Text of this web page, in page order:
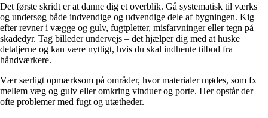
Det første skridt er at danne dig et overblik. Gå systematisk til værks
og undersøg både indvendige og udvendige dele af bygningen. Kig
efter revner i vægge og gulv, fugtpletter, misfarvninger eller tegn på
skadedyr. Tag billeder undervejs – det hjælper dig med at huske
detaljerne og kan være nyttigt, hvis du skal indhente tilbud fra
håndværkere.
Vær særligt opmærksom på områder, hvor materialer mødes, som fx
mellem væg og gulv eller omkring vinduer og porte. Her opstår der
ofte problemer med fugt og utætheder.